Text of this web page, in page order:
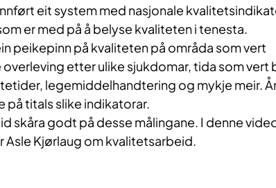
eit system med nasjonale
er med på å belyse kvaliteten i tenesta.
peikepinn på kvaliteten på områda som vert
overleving etter ulike sjukdomar, tida som vert
legemiddelhandtering og mykje meir.
på titals slike indikatorar.
skåra godt på desse målingane. I denne
Asle Kjørlaug om kvalitetsarbeid.